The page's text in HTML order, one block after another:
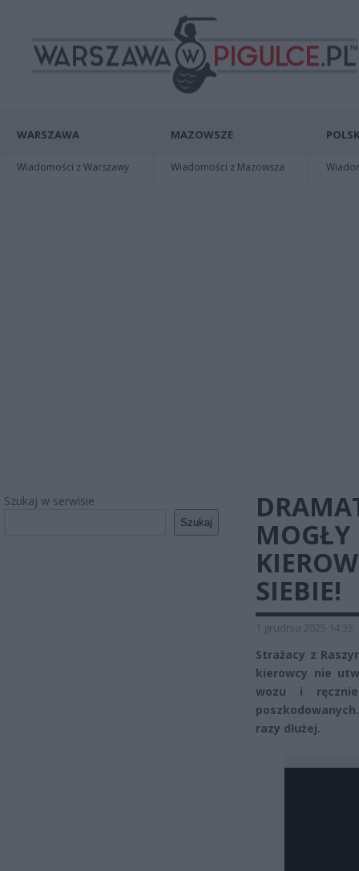
WARSZAWA
Wiadomości z Warszawy
MAZOWSZE
Wiadomości z Mazowsza
Szukaj w serwisie
Szukaj
MOGŁY
SIEBIE!
1 grudnia 2025 14:35
Strażacy z
kierowcy nie
wozu i
razy dłużej.